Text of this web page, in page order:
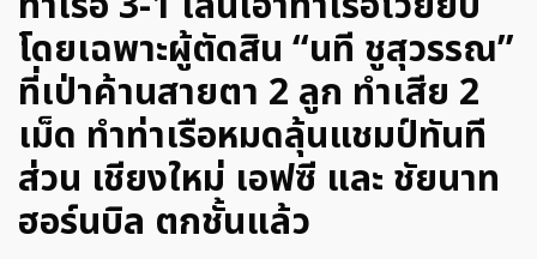
โดยเฉพาะผู้ตัดสิน “นที ชูสุวรรณ”
ที่เป่าค้านสายตา 2 ลูก ทำเสีย 2
เม็ด ทำท่าเรือหมดลุ้นแชมป์ทันที
ส่วน เชียงใหม่ เอฟซี และ ชัยนาท
ฮอร์นบิล ตกชั้นแล้ว